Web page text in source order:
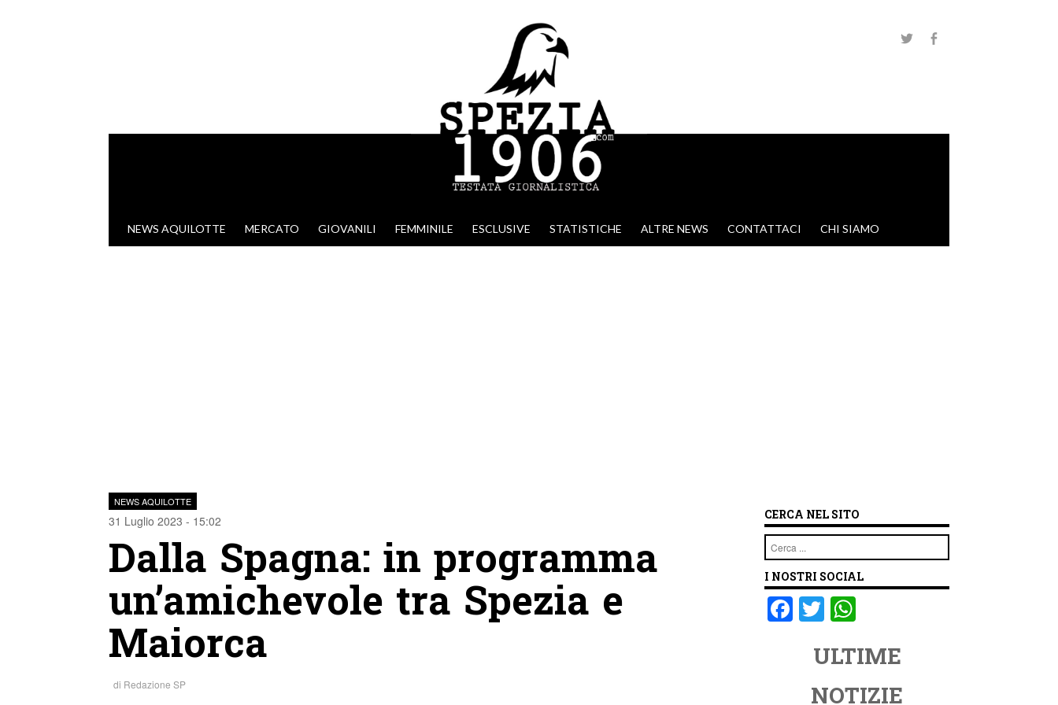
VAI AL CONTENUTO
NEWS AQUILOTTE MERCATO GIOVANILI FEMMINILE ESCLUSIVE STATISTICHE ALTRE NEWS CONTATTACI CHI SIAMO
NEWS AQUILOTTE
31 Luglio 2023 - 15:02
Dalla Spagna: in programma
un’amichevole tra Spezia e
Maiorca
di Redazione SP
CERCA NEL SITO
Cerca
I NOSTRI SOCIAL
F T
tt
er
at
s
ULTIME
NOTIZIE